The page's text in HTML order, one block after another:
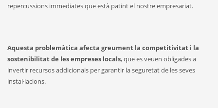
repercussions immediates que està patint el nostre empresariat.
Aquesta problemàtica afecta greument la competitivitat i la
sostenibilitat de les empreses locals, que es veuen obligades a
invertir recursos addicionals per garantir la seguretat de les seves
instal·lacions.